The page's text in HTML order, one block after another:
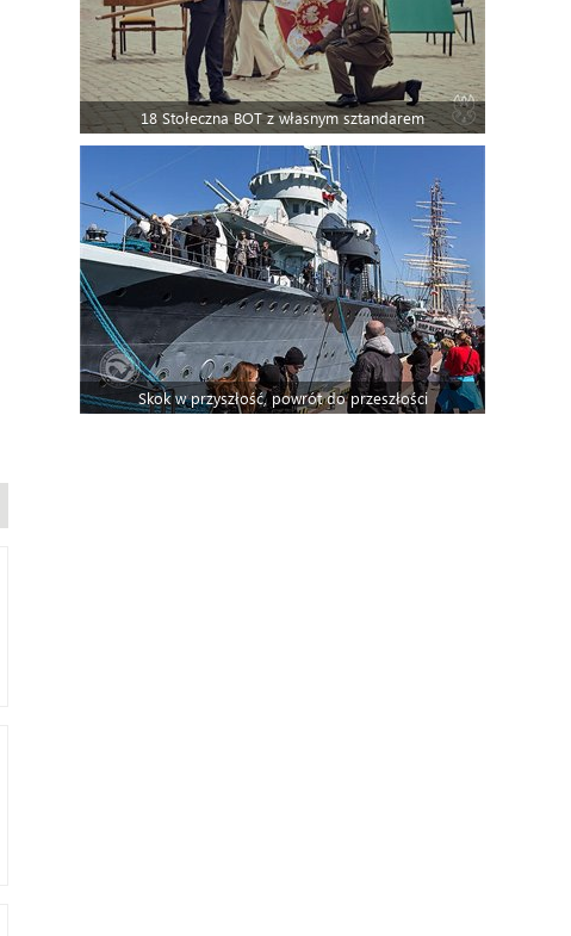
18 Stołeczna BOT z własnym sztandarem
Skok w przyszłość, powrót do przeszłości